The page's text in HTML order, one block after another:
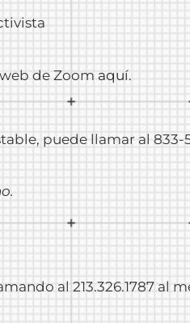
de Zoom aquí.
puede llamar al 833-
al 213.326.1787 al